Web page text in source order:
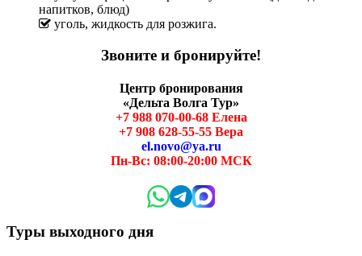
напитков, блюд)
уголь, жидкость для розжига.
Звоните и бронируйте!
Центр бронирования
«Дельта Волга Тур»
+7 988 070-00-68 Елена
+7 908 628-55-55 Вера
el.novo@ya.ru
Пн-Вс: 08:00-20:00 МСК
Туры выходного дня